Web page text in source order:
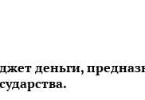
деньги,